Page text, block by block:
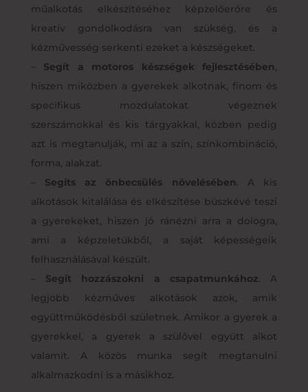
műalkotás elkészítéséhez képzelőerőre és
kreatív gondolkodásra van szükség, és a
kézművesség serkenti ezeket a készségeket.
Segít a motoros készségek fejlesztésében,
hiszen miközben a gyerekek alkotnak, finom és
specifikus mozdulatokat végeznek
szerszámokkal és kis tárgyakkal, közben pedig
azt is megtanulják, mi az a szín, színkombináció,
forma, alakzat.
Segíts az önbecsülés növelésében. A kis
alkotások kitalálása és elkészítése büszkévé teszi
a gyerekeket, hiszen jó ránézni arra a dologra,
ami a képzeletükből, a saját képességeik
felhasználásával készült.
Segít hozzászokni a csapatmunkához. A
legjobb kézműves alkotások azok, amik
együttműködésből születnek. Amikor a gyerek a
gyerekkel, a gyerek a szülővel együtt alkot
valamit. A közös munka segít megtanulni
alkalmazkodni is a másikhoz.